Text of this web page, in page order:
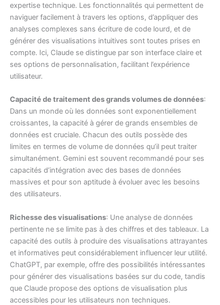
expertise technique. Les fonctionnalités qui permettent de
naviguer facilement à travers les options, d’appliquer des
analyses complexes sans écriture de code lourd, et de
générer des visualisations intuitives sont toutes prises en
compte. Ici, Claude se distingue par son interface claire et
ses options de personnalisation, facilitant l’expérience
utilisateur.
Capacité de traitement des grands volumes de données:
Dans un monde où les données sont exponentiellement
croissantes, la capacité à gérer de grands ensembles de
données est cruciale. Chacun des outils possède des
limites en termes de volume de données qu’il peut traiter
simultanément. Gemini est souvent recommandé pour ses
capacités d’intégration avec des bases de données
massives et pour son aptitude à évoluer avec les besoins
des utilisateurs.
Richesse des visualisations: Une analyse de données
pertinente ne se limite pas à des chiffres et des tableaux. La
capacité des outils à produire des visualisations attrayantes
et informatives peut considérablement influencer leur utilité.
ChatGPT, par exemple, offre des possibilités intéressantes
pour générer des visualisations basées sur du code, tandis
que Claude propose des options de visualisation plus
accessibles pour les utilisateurs non techniques.